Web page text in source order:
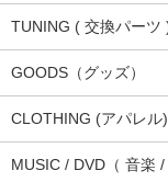
TUNING ( 交換パーツ
GOODS（グッズ）
CLOTHING (アパレル)
MUSIC / DVD（ 音楽 /